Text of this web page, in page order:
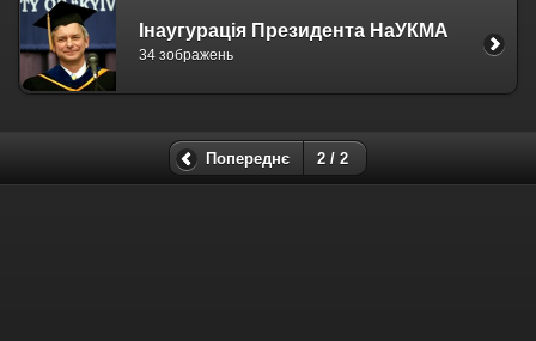
Інаугурація Президента НаУКМА
34 зображень
Попереднє 2 / 2